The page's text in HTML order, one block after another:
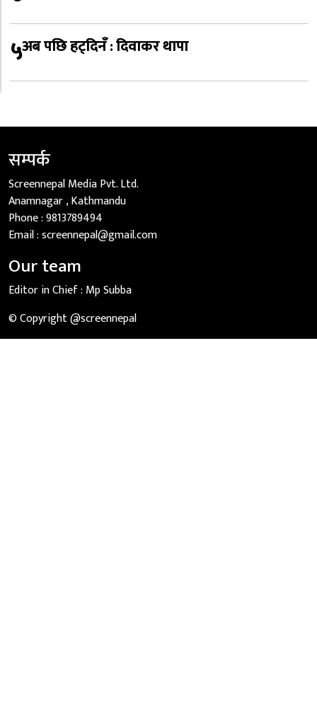
५अब पछि हट्दिनँ : दिवाकर थापा
सम्पर्क
Screennepal Media Pvt. Ltd.
Anamnagar , Kathmandu
Phone :9813789494
Email :screennepal@gmail.com
Our team
Editor in Chief : Mp Subba
© Copyright @screennepal